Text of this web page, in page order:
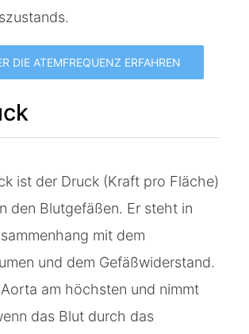
DIE ATEMFREQUENZ ERFAHREN
ist der Druck (Kraft pro Fläche)
den Blutgefäßen. Er steht in
mit dem
und dem Gefäßwiderstand.
am höchsten und nimmt
das Blut durch das